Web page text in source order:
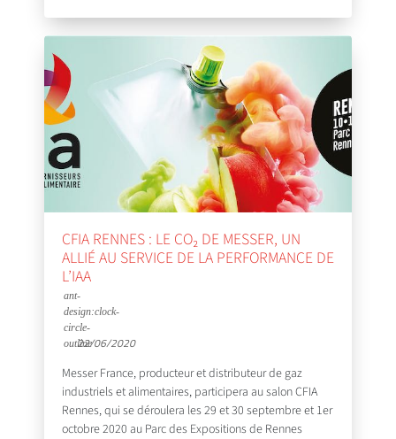
CFIA RENNES : LE CO₂ DE MESSER, UN
ALLIÉ AU SERVICE DE LA PERFORMANCE DE
L’IAA
22/06/2020
Messer France, producteur et distributeur de gaz
industriels et alimentaires, participera au salon CFIA
Rennes, qui se déroulera les 29 et 30 septembre et 1er
octobre 2020 au Parc des Expositions de Rennes